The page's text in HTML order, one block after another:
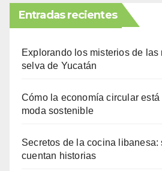
Entradas recientes
Explorando los misterios de las
selva de Yucatán
Cómo la economía circular está
moda sostenible
Secretos de la cocina libanesa:
cuentan historias